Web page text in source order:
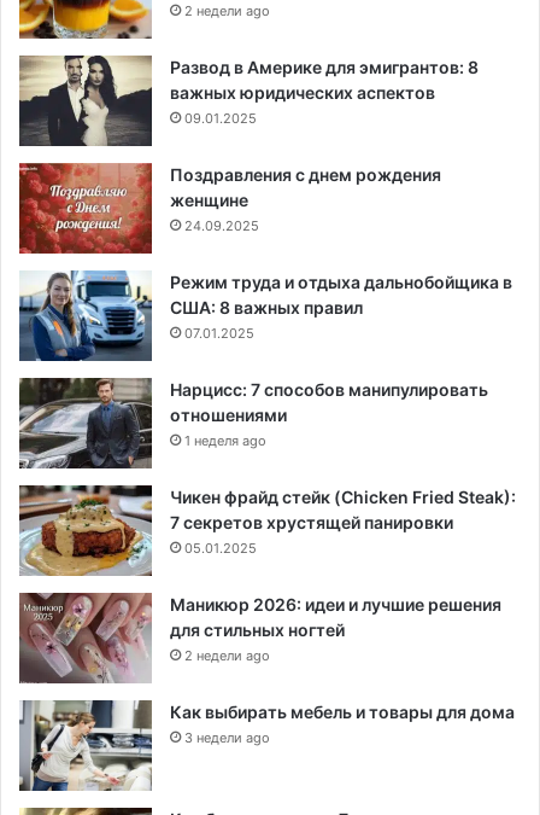
2 недели ago
Развод в Америке для эмигрантов: 8
важных юридических аспектов
09.01.2025
Поздравления с днем рождения
женщине
24.09.2025
Режим труда и отдыха дальнобойщика в
США: 8 важных правил
07.01.2025
Нарцисс: 7 способов манипулировать
отношениями
1 неделя ago
Чикен фрайд стейк (Chicken Fried Steak):
7 секретов хрустящей панировки
05.01.2025
Маникюр 2026: идеи и лучшие решения
для стильных ногтей
2 недели ago
Как выбирать мебель и товары для дома
3 недели ago